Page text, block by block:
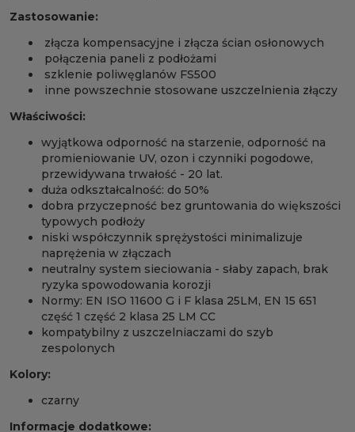
Zastosowanie:
złącza kompensacyjne i złącza ścian osłonowych
połączenia paneli z podłożami
szklenie poliwęglanów FS500
inne powszechnie stosowane uszczelnienia złączy
Właściwości:
wyjątkowa odporność na starzenie, odporność na
promieniowanie UV, ozon i czynniki pogodowe,
przewidywana trwałość - 20 lat.
duża odkształcalność: do 50%
dobra przyczepność bez gruntowania do większości
typowych podłoży
niski współczynnik sprężystości minimalizuje
naprężenia w złączach
neutralny system sieciowania - słaby zapach, brak
ryzyka spowodowania korozji
Normy: EN ISO 11600 G i F klasa 25LM, EN 15 651
część 1 część 2 klasa 25 LM CC
kompatybilny z uszczelniaczami do szyb
zespolonych
Kolory:
czarny
Informacje dodatkowe: